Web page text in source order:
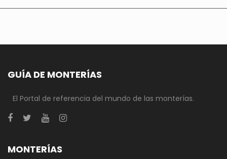
GUÍA DE MONTERÍAS
El Portal de referencia del mundo de las monterías.
MONTERÍAS